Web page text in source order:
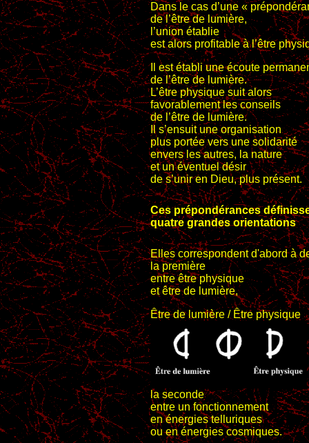
Dans le cas d’une «
de l’être de lumière,
l’union établie
est alors profitable à l’être
Il est établi une écoute
de l’être de lumière.
L’être physique suit alors
favorablement les conseils
de l’être de lumière.
Il s’ensuit une organisation
plus portée vers une solidarité
envers les autres, la nature
et un éventuel désir
de s’unir en Dieu, plus présent.
Ces prépondérances
quatre grandes orientations
Elles correspondent d'abord à
la première
entre être physique
et être de lumière,
Être de lumière / Être physique
la seconde
entre un fonctionnement
en énergies telluriques
ou en énergies cosmiques.